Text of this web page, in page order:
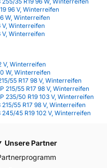
96 V, Winterreifen
W, Winterreifen
V, Winterreifen
V, Winterreifen
V, Winterreifen
W, Winterreifen
55 R17 98 V, Winterreifen
215/55 R17 98 V, Winterreifen
235/50 R19 103 V, Winterreifen
55 R17 98 V, Winterreifen
45 R19 102 V, Winterreifen
Unsere Partner